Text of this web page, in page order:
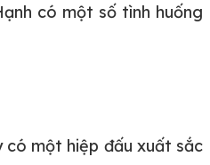
có một số tình huống
có một hiệp đấu xuất sắc